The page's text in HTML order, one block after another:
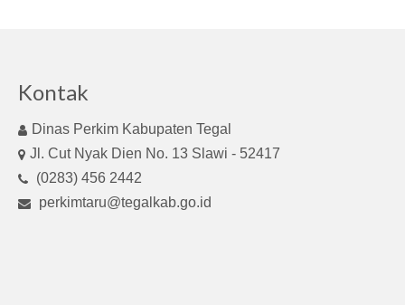
Kontak
Dinas Perkim Kabupaten Tegal
Jl. Cut Nyak Dien No. 13 Slawi - 52417
(0283) 456 2442
perkimtaru@tegalkab.go.id